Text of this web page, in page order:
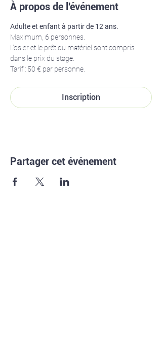
À propos de l'événement
Adulte et enfant à partir de 12 ans.
Maximum, 6 personnes.
L'osier et le prêt du matériel sont compris
dans le prix du stage.
Tarif : 50 € par personne.
Inscription
Partager cet événement